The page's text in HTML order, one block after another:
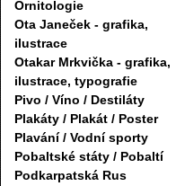
Ornitologie
Ota Janeček - grafika,
ilustrace
Otakar Mrkvička - grafika,
ilustrace, typografie
Pivo / Víno / Destiláty
Plakáty / Plakát / Poster
Plavání / Vodní sporty
Pobaltské státy / Pobaltí
Podkarpatská Rus